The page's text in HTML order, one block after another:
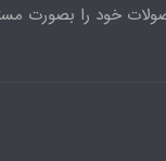
خود را بصورت